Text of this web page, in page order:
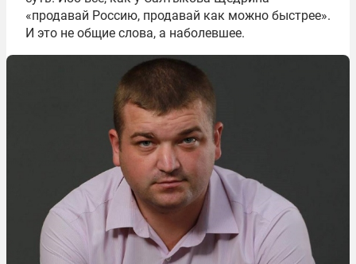
«продавай Россию, продавай как можно быстрее».
И это не общие слова, а наболевшее.